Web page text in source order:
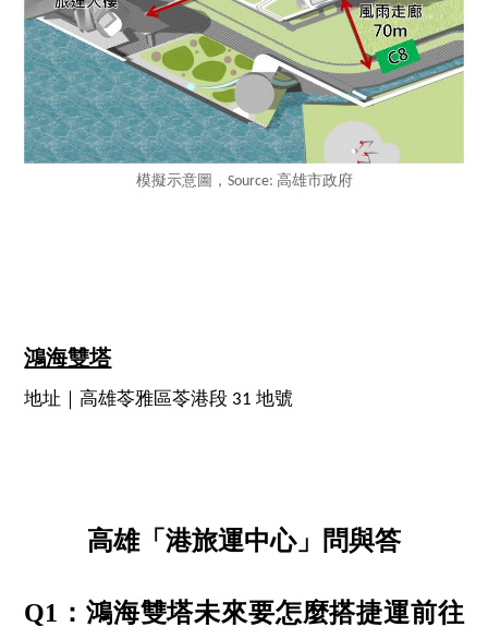
模擬示意圖，Source: 高雄市政府
鴻海雙塔
地址｜高雄苓雅區苓港段 31 地號
高雄「港旅運中心」問與答
Q1：鴻海雙塔未來要怎麼搭捷運前往